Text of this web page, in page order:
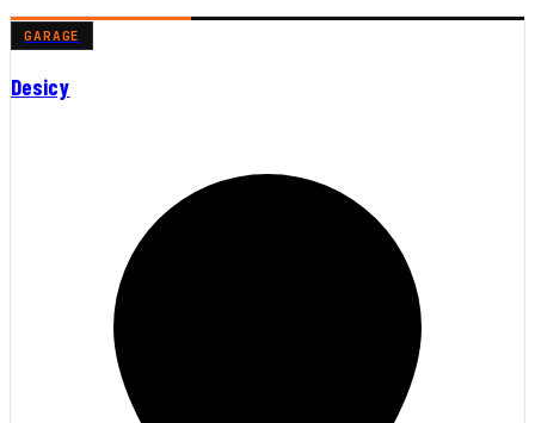
GARAGE
Desicy